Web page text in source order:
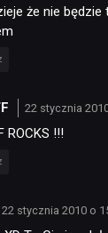
że nie
22 stycznia
ROCKS !!!
22 stycznia 2010 o